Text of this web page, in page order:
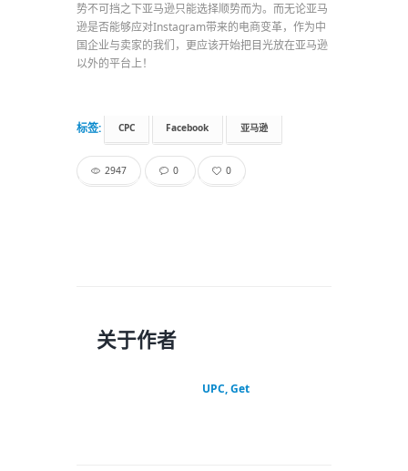
势不可挡之下亚马逊只能选择顺势而为。而无论亚马
逊是否能够应对Instagram带来的电商变革，作为中
国企业与卖家的我们，更应该开始把目光放在亚马逊
以外的平台上！
标签: CPC Facebook 亚马逊
2947 0 0
关于作者
UPC, Get